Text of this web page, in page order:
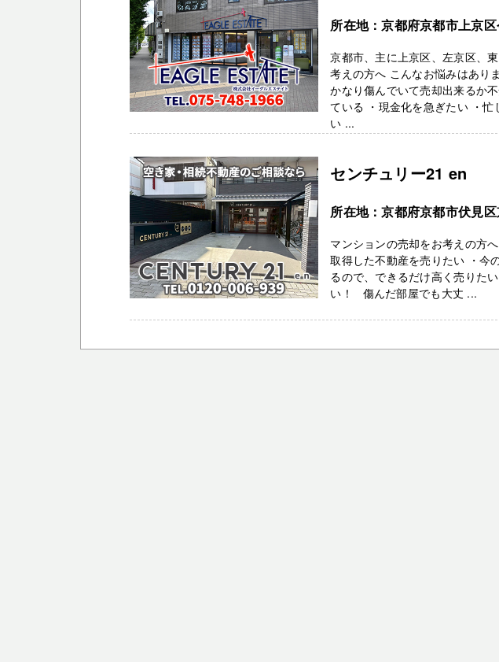
所在地：京都府京都市上京
京都市、主に上京区、左京区、
考えの方へ こんなお悩みはあり
かなり傷んでいて売却出来るか
ている ・現金化を急ぎたい ・
い ...
センチュリー21 en
所在地：京都府京都市伏見
マンションの売却をお考えの方
取得した不動産を売りたい ・今
るので、できるだけ高く売りた
い！ 傷んだ部屋でも大丈 ...